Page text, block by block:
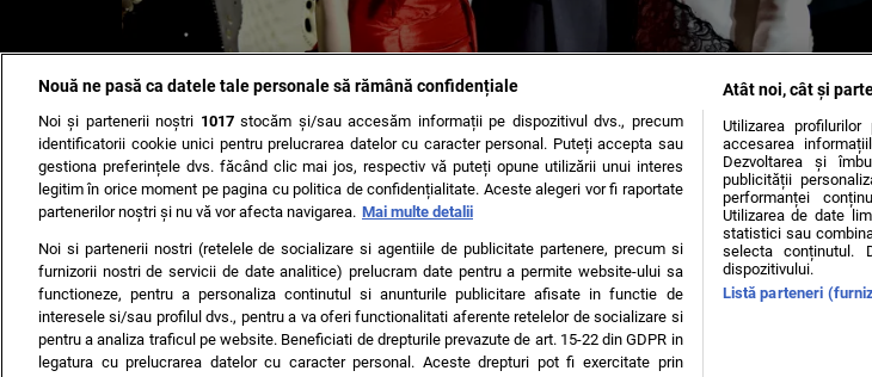
Andreea Marin, în lacrimi când și-a văzut fiica pe scenă! Violeta este de o frumusețe răpitoare! “Inima mea a
TERMENI ȘI CONDIȚII DESPRE NOI CONTACT SETĂRI COOKIES
© 2008 - 2026 - Toate drepturile rezervate
ARC MEDIA PUBLISHING SRL, Adresa: București, Sos Fabrica de Glucoză, nr. 21, parter, sector 2,
Decizia ONJN nr. 1598/16.09.2021. Jocurile de noroc sunt interzise minorilor.
Nouă ne pasă ca datele tale personale să rămână confidențiale
Noi și partenerii noștri 1017stocăm și/sau accesăm informații pe dispozitivul dvs., precum
identificatorii cookie unici pentru prelucrarea datelor cu caracter personal. Puteți accepta sau
gestiona preferințele dvs. făcând clic mai jos, respectiv vă puteți opune utilizării unui interes
legitim în orice moment pe pagina cu politica de confidențialitate. Aceste alegeri vor fi raportate
partenerilor noștri și nu vă vor afecta navigarea. Mai multe detalii
Noi si partenerii nostri (retelele de socializare si agentiile de publicitate partenere, precum si
furnizorii nostri de servicii de date analitice) prelucram date pentru a permite website-ului sa
functioneze, pentru a personaliza continutul si anunturile publicitare afisate in functie de
interesele si/sau profilul dvs., pentru a va oferi functionalitati aferente retelelor de socializare si
pentru a analiza traficul pe website. Beneficiati de drepturile prevazute de art. 15-22 din GDPR in
legatura cu prelucrarea datelor cu caracter personal. Aceste drepturi pot fi exercitate prin
Atât noi, cât și
Utilizarea
accesarea
Dezvoltarea și
publicității
performanței
Utilizarea de date
statistici sau
selecta conținutul.
dispozitivului.
Listă parteneri